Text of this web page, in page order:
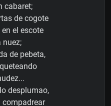
cabaret;
de cogote
el escote
nuez;
de pebeta,
desplumao,